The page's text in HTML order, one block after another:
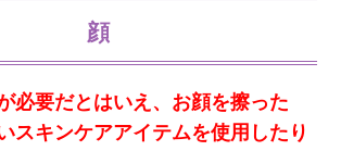
顔
必要だとはいえ、お顔を擦った
スキンケアアイテムを使用したり